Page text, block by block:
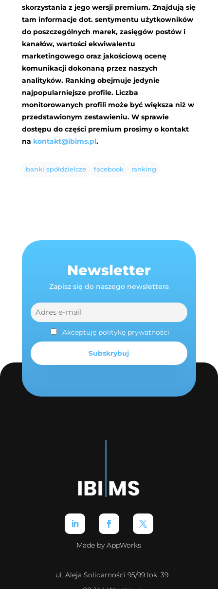
skorzystania z jego wersji premium. Znajdują się
tam informacje dot. sentymentu użytkowników
do poszczególnych marek, zasięgów postów i
kanałów, wartości ekwiwalentu
marketingowego oraz jakościową ocenę
komunikacji dokonaną przez naszych
analityków. Ranking obejmuje jedynie
najpopularniejsze profile. Liczba
monitorowanych profili może być większa niż w
przedstawionym zestawieniu. W sprawie
dostępu do części premium prosimy o kontakt
na kontakt@ibims.pl.
banki spółdzielcze facebook ranking
Newsletter
Zapisz się do naszego newslettera
Akceptuję politykę prywatności
Made by AppWorks
ul. Aleja Solidarności 95/99 lok. 39